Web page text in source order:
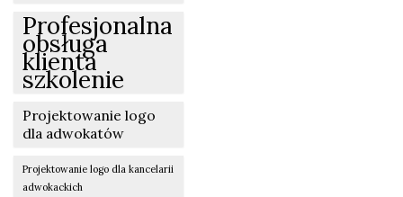
Profesjonalna
obsługa
klienta
szkolenie
Projektowanie logo
dla adwokatów
Projektowanie logo dla kancelarii
adwokackich